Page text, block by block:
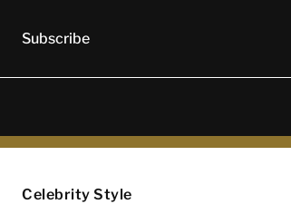
Subscribe
Celebrity Style